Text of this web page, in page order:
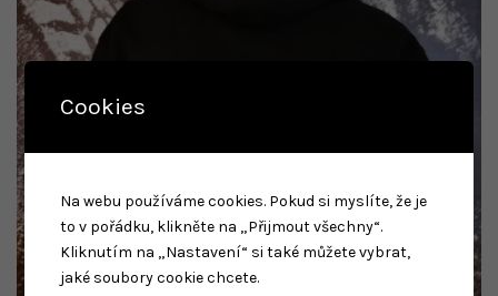
Cookies
Na webu používáme cookies. Pokud si myslíte, že je
to v pořádku, klikněte na „Přijmout všechny“.
Kliknutím na „Nastavení“ si také můžete vybrat,
jaké soubory cookie chcete.